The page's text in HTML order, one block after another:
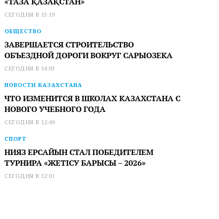
СЕГОДНЯ В 15:19
ОБЩЕСТВО
ЗАВЕРШАЕТСЯ СТРОИТЕЛЬСТВО
ОБЪЕЗДНОЙ ДОРОГИ ВОКРУГ САРЫОЗЕКА
СЕГОДНЯ В 14:03
НОВОСТИ КАЗАХСТАНА
ЧТО ИЗМЕНИТСЯ В ШКОЛАХ КАЗАХСТАНА С
НОВОГО УЧЕБНОГО ГОДА
СЕГОДНЯ В 12:49
СПОРТ
НИЯЗ ЕРСАЙЫН СТАЛ ПОБЕДИТЕЛЕМ
ТУРНИРА «ЖЕТІСУ БАРЫСЫ – 2026»
СЕГОДНЯ В 12:01